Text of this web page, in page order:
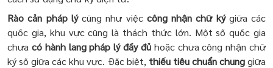
Rào cản pháp lýcũng như việc công nhận chữ kýgiữa các
quốc gia, khu vực cũng là thách thức lớn. Một số quốc gia
chưa có hành lang pháp lý đầy đủhoặc chưa công nhận chữ
ký số giữa các khu vực. Đặc biệt, thiếu tiêu chuẩn chunggiữa